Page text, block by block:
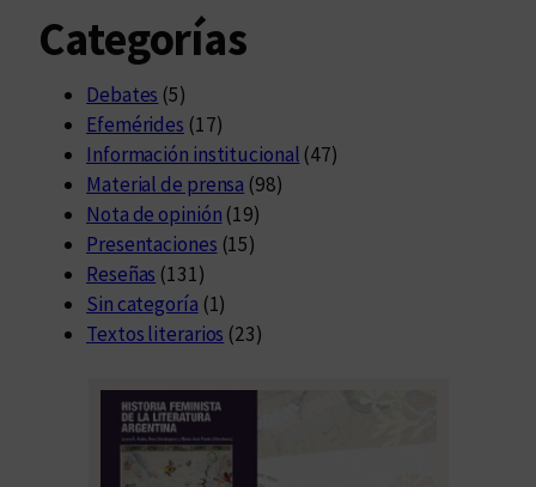
Categorías
Debates (5)
Efemérides (17)
Información institucional (47)
Material de prensa (98)
Nota de opinión (19)
Presentaciones (15)
Reseñas (131)
Sin categoría (1)
Textos literarios (23)